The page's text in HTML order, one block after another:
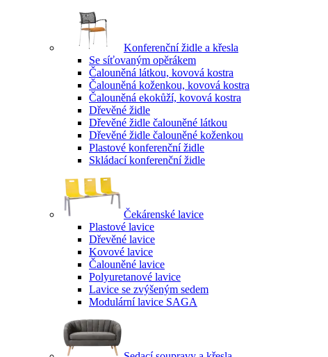
Konferenční židle a křesla
Se síťovaným opěrákem
Čalouněná látkou, kovová kostra
Čalouněná koženkou, kovová kostra
Čalouněná ekokůží, kovová kostra
Dřevěné židle
Dřevěné židle čalouněné látkou
Dřevěné židle čalouněné koženkou
Plastové konferenční židle
Skládací konferenční židle
Čekárenské lavice
Plastové lavice
Dřevěné lavice
Kovové lavice
Čalouněné lavice
Polyuretanové lavice
Lavice se zvýšeným sedem
Modulární lavice SAGA